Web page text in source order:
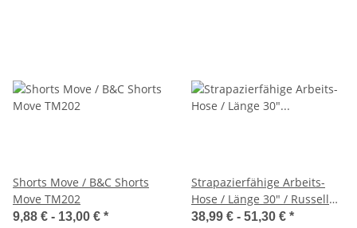
Shorts Move / B&C Shorts
Move TM202
9,88 € - 13,00 € *
Strapazierfähige Arbeits-
Hose / Länge 30" / Russell
015M
38,99 € - 51,30 € *